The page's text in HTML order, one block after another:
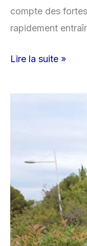
compte des
rapidement
Lire la suite »
comment
entretenir
et
rénover
sa